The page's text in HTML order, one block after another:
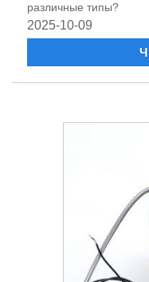
различные типы?
2025-10-09